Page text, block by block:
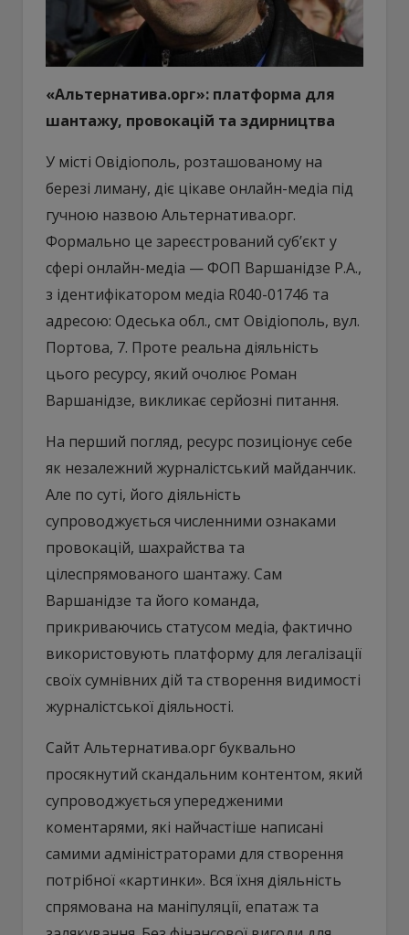
«Альтернатива.орг»: платформа для
шантажу, провокацій та здирництва
У місті Овідіополь, розташованому на
березі лиману, діє цікаве онлайн-медіа під
гучною назвою Альтернатива.орг.
Формально це зареєстрований суб’єкт у
сфері онлайн-медіа — ФОП Варшанідзе Р.А.,
з ідентифікатором медіа R040-01746 та
адресою: Одеська обл., смт Овідіополь, вул.
Портова, 7. Проте реальна діяльність
цього ресурсу, який очолює Роман
Варшанідзе, викликає серйозні питання.
На перший погляд, ресурс позиціонує себе
як незалежний журналістський майданчик.
Але по суті, його діяльність
супроводжується численними ознаками
провокацій, шахрайства та
цілеспрямованого шантажу. Сам
Варшанідзе та його команда,
прикриваючись статусом медіа, фактично
використовують платформу для легалізації
своїх сумнівних дій та створення видимості
журналістської діяльності.
Сайт Альтернатива.орг буквально
просякнутий скандальним контентом, який
супроводжується упередженими
коментарями, які найчастіше написані
самими адміністраторами для створення
потрібної «картинки». Вся їхня діяльність
спрямована на маніпуляції, епатаж та